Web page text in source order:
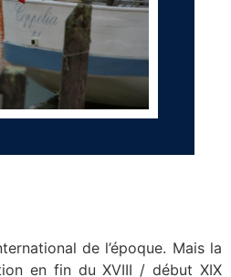
de l’époque. Mais la
en fin du XVIII / début XIX